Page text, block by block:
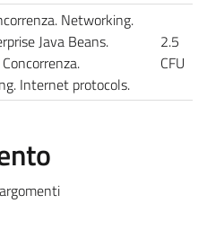
Networking.
Java Beans.
Internet protocols.
2.5
CFU